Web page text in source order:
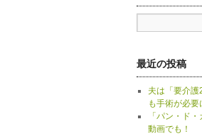
最近の投稿
夫は「要介
も手術が必
「パン・ド
動画でも！